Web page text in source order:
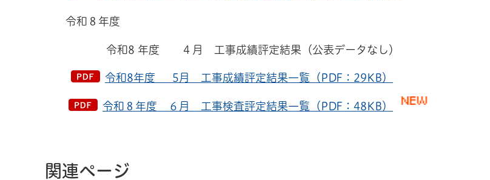
令和８年度
令和8 年度 ４月 工事成績評定結果（公表データなし）
令和8年度 5月 工事成績評定結果一覧（PDF：29KB）
令和８年度 ６月 工事検査評定結果一覧（PDF：48KB）
関連ページ